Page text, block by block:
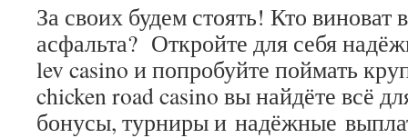
За своих будем стоять! Кто виноват
асфальта? Откройте для себя
lev casino и попробуйте поймать
chicken road casino вы найдёте всё
бонусы, турниры и надёжные